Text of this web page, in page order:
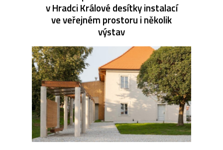
v Hradci Králové desítky instalací
ve veřejném prostoru i několik
výstav